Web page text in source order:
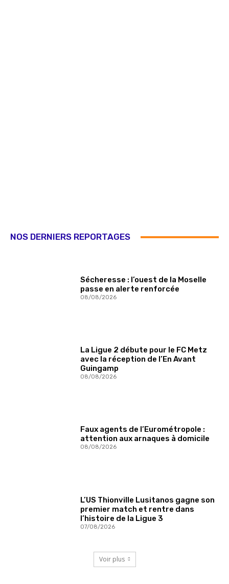
NOS DERNIERS REPORTAGES
Sécheresse : l’ouest de la Moselle
passe en alerte renforcée
08/08/2026
La Ligue 2 débute pour le FC Metz
avec la réception de l’En Avant
Guingamp
08/08/2026
Faux agents de l’Eurométropole :
attention aux arnaques à domicile
08/08/2026
L’US Thionville Lusitanos gagne son
premier match et rentre dans
l’histoire de la Ligue 3
07/08/2026
Voir plus